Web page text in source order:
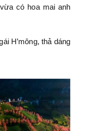
có hoa mai anh
H’mông, thả dáng